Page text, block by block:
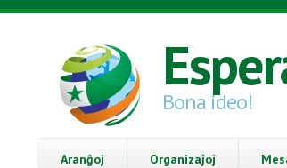
Skip to main content
Bona ideo!
Aranĝoj Organizaĵoj